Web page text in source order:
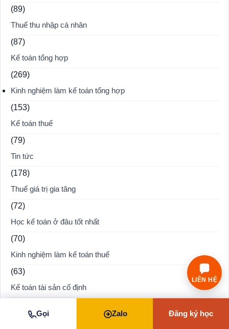
(89)
Thuế thu nhập cá nhân
(87)
Kế toán tổng hợp
(269)
Kinh nghiệm làm kế toán tổng hợp
(153)
Kế toán thuế
(79)
Tin tức
(178)
Thuế giá trị gia tăng
(72)
Học kế toán ở đâu tốt nhất
(70)
Kinh nghiệm làm kế toán thuế
(63)
Kế toán tài sản cố định
Cẩm nang thuế thu nhập doanh nghiệp
Gọi Zalo Đăng ký học
LIÊN HỆ